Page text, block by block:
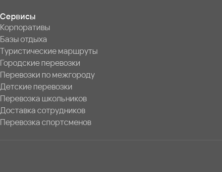
Сервисы
Корпоративы
Базы отдыха
Туристические маршруты
Городские перевозки
Перевозки по межгороду
Детские перевозки
Перевозка школьников
Доставка сотрудников
Перевозка спортсменов